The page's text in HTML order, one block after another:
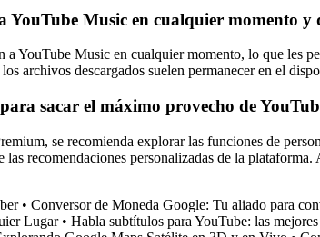
YouTube Music en cualquier momento y
a YouTube Music en cualquier momento, lo que
archivos descargados suelen permanecer en el
sacar el máximo provecho de
se recomienda explorar las funciones de
recomendaciones personalizadas de la
• Conversor de Moneda Google: Tu aliado para
Lugar• Habla subtítulos para YouTube: las